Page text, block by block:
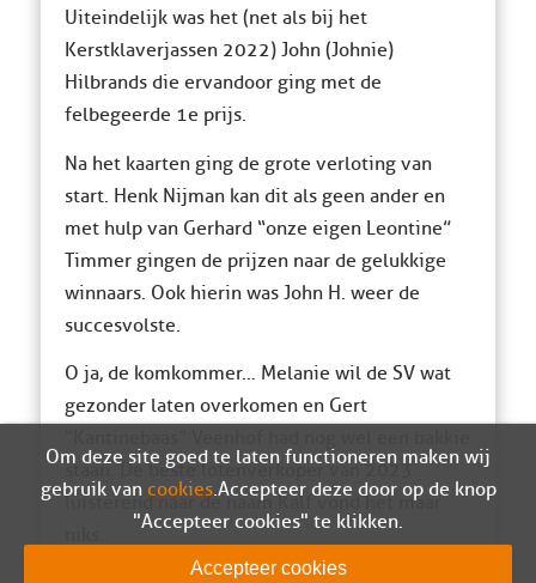
Uiteindelijk was het (net als bij het
Kerstklaverjassen 2022) John (Johnie)
Hilbrands die ervandoor ging met de
felbegeerde 1e prijs.
Na het kaarten ging de grote verloting van
start. Henk Nijman kan dit als geen ander en
met hulp van Gerhard “onze eigen Leontine”
Timmer gingen de prijzen naar de gelukkige
winnaars. Ook hierin was John H. weer de
succesvolste.
O ja, de komkommer… Melanie wil de SV wat
gezonder laten overkomen en Gert
staan. De beste lotenverkoper van 2023
luisterend naar de naam Kalf vond het maar
Om deze site goed te laten functioneren maken wij
gebruik van cookies. Accepteer deze door op de knop
"Accepteer cookies" te klikken.
Accepteer cookies